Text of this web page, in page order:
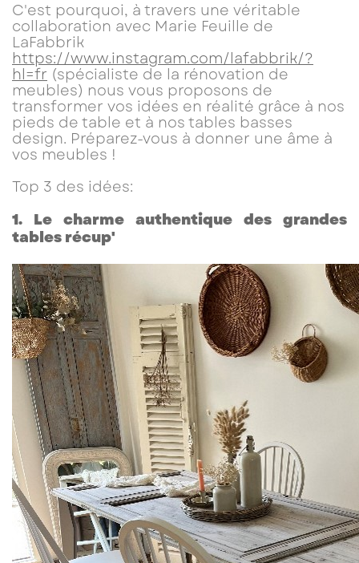
C'est pourquoi, à travers une véritable
collaboration avec Marie Feuille de
LaFabbrik
https://www.instagram.com/lafabbrik/?
hl=fr (spécialiste de la rénovation de
meubles) nous vous proposons de
transformer vos idées en réalité grâce à nos
pieds de table et à nos tables basses
design. Préparez-vous à donner une âme à
vos meubles !
Top 3 des idées:
1. Le charme authentique des grandes
tables récup'